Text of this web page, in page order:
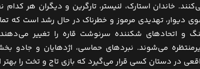
خاندان استارک، لنیستر، تارگرین و دیگران هر
دیوار، تهدیدی مرموز و خطرناک در حال رشد است که
و اتحادهای شکننده سرنوشت قاره را تغییر
می‌شوند. نبردهای حماسی، اژدهایان و جادو
در دستان کسی قرار می‌گیرد که بازی تاج و تخت را بهتر